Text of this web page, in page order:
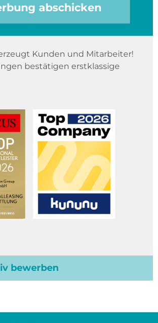
abschicken
Kunden und Mitarbeiter!
bestätigen erstklassige
bewerben